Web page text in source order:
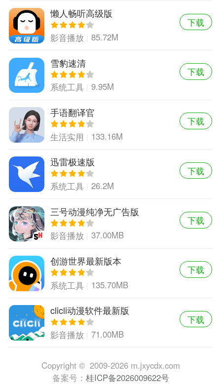
懒人畅听高级版
影音播放 85.72M
下载
雪豹速清
系统工具 9.95M
下载
手语翻译官
生活实用 133.16M
下载
迅雷极速版
系统工具 26.2M
下载
三号动漫纯净无广告版
影音播放 37.00MB
下载
创游世界最新版本
系统工具 135.70MB
下载
clicli动漫软件最新版
影音播放 71.00MB
下载
Copyright © 2009-2026 m.jxycdx.com
备案号： 桂ICP备2026009622号